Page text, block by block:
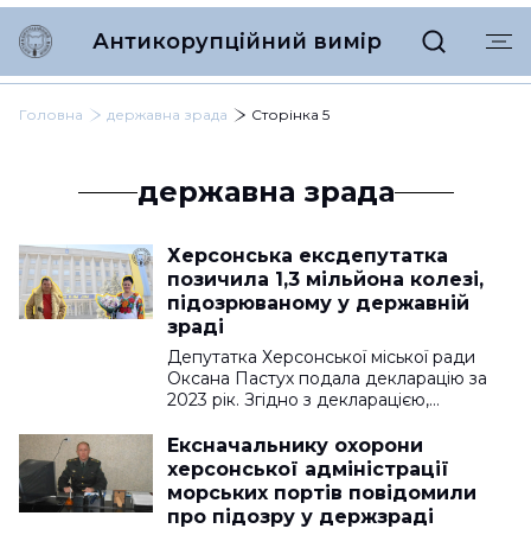
Антикорупційний вимір
Головна державна зрада Сторінка 5
державна зрада
Херсонська ексдепутатка
позичила 1,3 мільйона колезі,
підозрюваному у державній
зраді
Депутатка Херсонської міської ради
Оксана Пастух подала декларацію за
2023 рік. Згідно з декларацією,…
Ексначальнику охорони
херсонської адміністрації
морських портів повідомили
про підозру у держзраді